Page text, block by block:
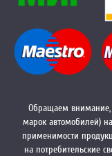
Обращаем внимание,
марок автомобилей)
применимости
на потребительские